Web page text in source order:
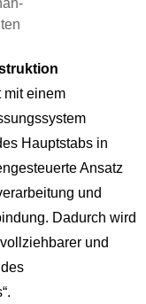
mit einem
Hauptstabs in
Ansatz
und
Dadurch wird
und